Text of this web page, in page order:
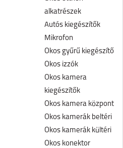
alkatrészek
Autós kiegészítők
Mikrofon
Okos gyűrű kiegészítő
Okos izzók
Okos kamera
kiegészítők
Okos kamera központ
Okos kamerák beltéri
Okos kamerák kültéri
Okos konektor